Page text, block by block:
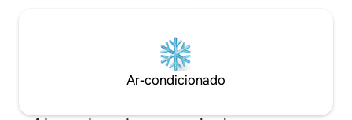
Ar-condicionado